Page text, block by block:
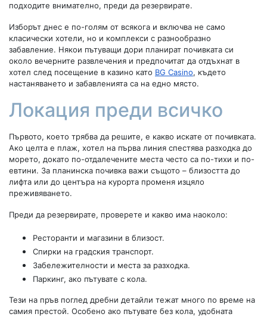
подходите внимателно, преди да резервирате.
Изборът днес е по-голям от всякога и включва не само
класически хотели, но и комплекси с разнообразно
забавление. Някои пътуващи дори планират почивката си
около вечерните развлечения и предпочитат да отдъхнат в
хотел след посещение в казино като BG Casino, където
настаняването и забавленията са на едно място.
Локация преди всичко
Първото, което трябва да решите, е какво искате от почивката.
Ако целта е плаж, хотел на първа линия спестява разходка до
морето, докато по-отдалечените места често са по-тихи и по-
евтини. За планинска почивка важи същото – близостта до
лифта или до центъра на курорта променя изцяло
преживяването.
Преди да резервирате, проверете и какво има наоколо:
Ресторанти и магазини в близост.
Спирки на градския транспорт.
Забележителности и места за разходка.
Паркинг, ако пътувате с кола.
Тези на пръв поглед дребни детайли тежат много по време на
самия престой. Особено ако пътувате без кола, удобната